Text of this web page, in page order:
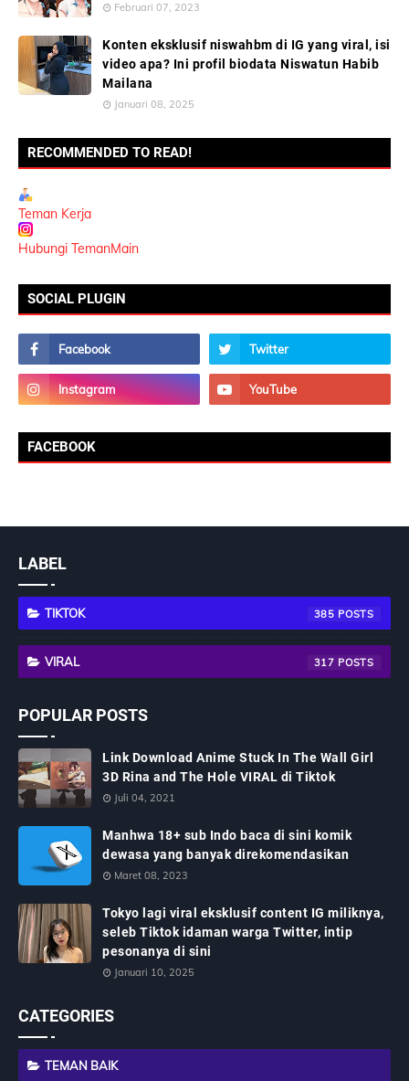
Februari 07, 2023
Konten eksklusif niswahbm di IG yang viral, isi
video apa? Ini profil biodata Niswatun Habib
Mailana
Januari 08, 2025
RECOMMENDED TO READ!
Teman Kerja
Hubungi TemanMain
SOCIAL PLUGIN
FACEBOOK
LABEL
TIKTOK 385
VIRAL 317
POPULAR POSTS
Link Download Anime Stuck In The Wall Girl
3D Rina and The Hole VIRAL di Tiktok
Juli 04, 2021
Manhwa 18+ sub Indo baca di sini komik
dewasa yang banyak direkomendasikan
Maret 08, 2023
Tokyo lagi viral eksklusif content IG miliknya,
seleb Tiktok idaman warga Twitter, intip
pesonanya di sini
Januari 10, 2025
CATEGORIES
TEMAN BAIK